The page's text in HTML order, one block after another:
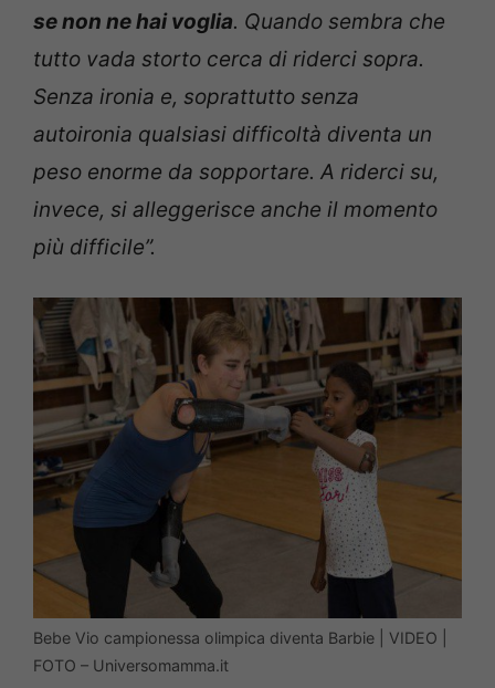
se non ne hai voglia. Quando sembra che
tutto vada storto cerca di riderci sopra.
Senza ironia e, soprattutto senza
autoironia qualsiasi difficoltà diventa un
peso enorme da sopportare. A riderci su,
invece, si alleggerisce anche il momento
più difficile”.
Bebe Vio campionessa olimpica diventa Barbie | VIDEO |
FOTO – Universomamma.it